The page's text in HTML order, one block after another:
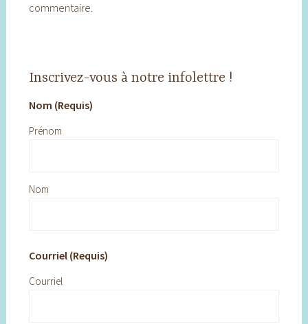
commentaire.
Inscrivez-vous à notre infolettre !
Nom (Requis)
Prénom
Nom
Courriel (Requis)
Courriel